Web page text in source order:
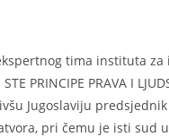
tima instituta
PRINCIPE PRAVA I
Jugoslaviju
pri čemu je isti sud